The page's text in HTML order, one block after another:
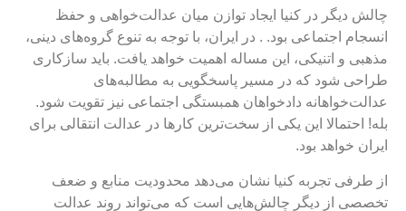
دیگر در کنیا ایجاد توازن میان عدالت‌خواهی و حفظ
اجتماعی بود. . در ایران، با توجه به تنوع گروه‌های دینی،
و اتنیکی، این مساله اهمیت خواهد یافت. باید سازکاری
شود که در مسیر پاسخگویی به مطالبه‌های
دادخواهان همبستگی اجتماعی نیز تقویت شود.
احتمالا این یکی از سخت‌ترین کارها در عدالت انتقالی برای
خواهد بود.
طرفی تجربه کنیا نشان می‌دهد محدودیت منابع و ضعف
از دیگر چالش‌هایی است که می‌تواند روند عدالت